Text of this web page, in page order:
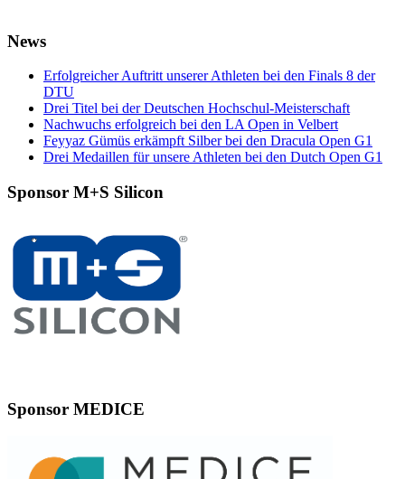
News
Erfolgreicher Auftritt unserer Athleten bei den Finals 8 der
DTU
Drei Titel bei der Deutschen Hochschul-Meisterschaft
Nachwuchs erfolgreich bei den LA Open in Velbert
Feyyaz Gümüs erkämpft Silber bei den Dracula Open G1
Drei Medaillen für unsere Athleten bei den Dutch Open G1
Sponsor M+S Silicon
Sponsor MEDICE